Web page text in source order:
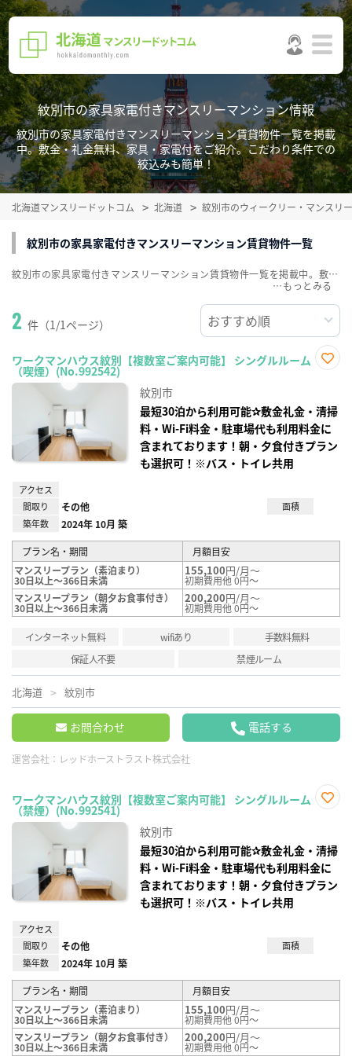
紋別市の家具家電付きマンスリーマンション情報
紋別市の家具家電付きマンスリーマンション賃貸物件一覧を掲載
中。敷金・礼金無料、家具・家電付をご紹介。こだわり条件での
絞込みも簡単！
北海道マンスリードットコム 北海道 紋別市のウィークリー・マンスリ
紋別市の家具家電付きマンスリーマンション賃貸物件一覧
2 件（1/1ページ）
ワークマンハウス紋別【複数室ご案内可能】 シングルルーム
（喫煙）(No.992542)
録
紋別市
最短30泊から利用可能✰敷金礼金・清掃
料・Wi-Fi料金・駐車場代も利用料金に
含まれております！朝・夕食付きプラン
も選択可！※バス・トイレ共用
アクセス
間取り
その他
面積
築年数
2024年 10月 築
プラン名・期間
月額目安
マンスリープラン（素泊まり）
30日以上～366日未満
155,100円/月～
初期費用他 0円～
マンスリープラン（朝夕お食事付き）
30日以上～366日未満
200,200円/月～
初期費用他 0円～
インターネット無料 wifiあり
手数料無料
保証人不要
禁煙ルーム
北海道 紋別市
お問合わせ 電話する
運営会社： レッドホーストラスト株式会社
ワークマンハウス紋別【複数室ご案内可能】 シングルルーム
（禁煙）(No.992541)
録
紋別市
最短30泊から利用可能✰敷金礼金・清掃
料・Wi-Fi料金・駐車場代も利用料金に
含まれております！朝・夕食付きプラン
も選択可！※バス・トイレ共用
アクセス
間取り
その他
面積
築年数
2024年 10月 築
プラン名・期間
月額目安
マンスリープラン（素泊まり）
30日以上～366日未満
155,100円/月～
初期費用他 0円～
マンスリープラン（朝夕お食事付き）
30日以上～366日未満
200,200円/月～
初期費用他 0円～
紋別市の家具家電付きマンスリーマンション賃貸物件一覧を掲載中。敷金・礼金無料、家具・家電付をご紹介。こだわり条件での絞込みも簡単！
…